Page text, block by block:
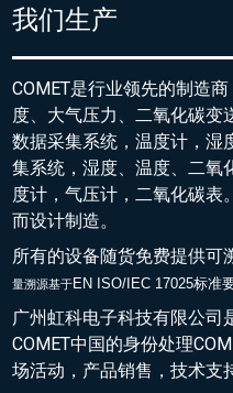
我们生产
COMET是行业领先的制造
度、大气压力、二氧化碳变
数据采集系统，温度计，湿
集系统，湿度、温度、二氧
度计，气压计，二氧化碳表
而设计制造。
所有的设备随货免费提供可
量溯源基于EN ISO/IEC 17025标准要
广州虹科电子科技有限公司
COMET中国的身份处理
场活动，产品销售，技术支